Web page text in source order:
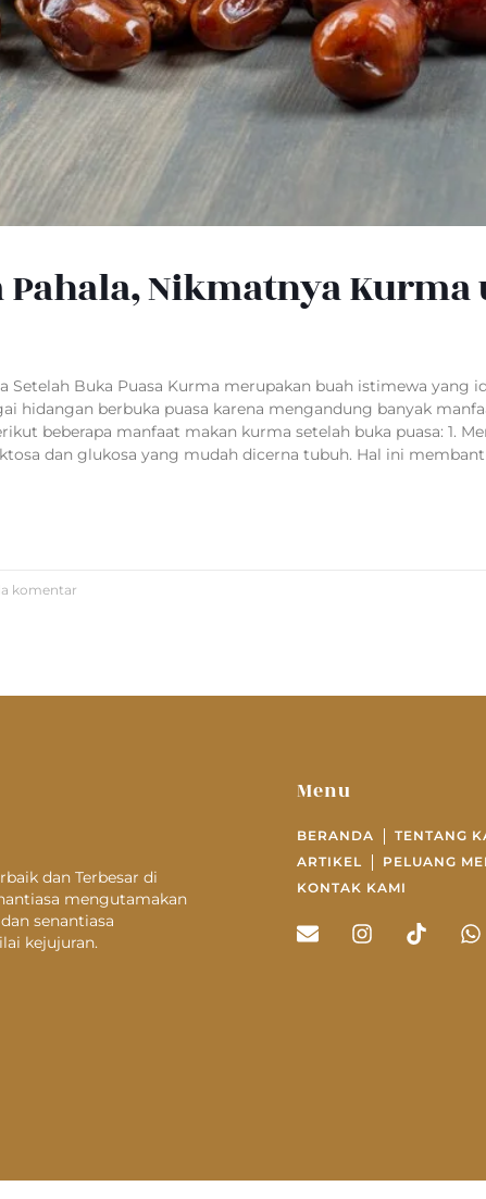
Nikmatnya Kurma
Setelah Buka Puasa Kurma merupakan buah istimewa yang
hidangan berbuka puasa karena mengandung banyak
beberapa manfaat makan kurma setelah buka puasa: 1.
dan glukosa yang mudah dicerna tubuh. Hal ini
komentar
dan Terbesar di
mengutamakan
senantiasa
kejujuran.
Menu
BERANDA TENTANG
ARTIKEL
PELUANG
KONTAK KAMI